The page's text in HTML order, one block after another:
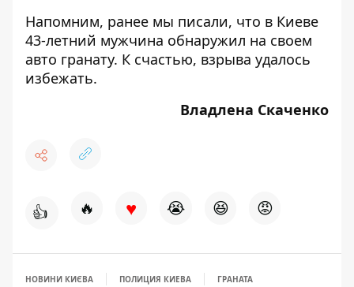
Напомним, ранее мы писали, что в Киеве
43-летний мужчина обнаружил на своем
авто гранату. К счастью, взрыва удалось
избежать.
Владлена Скаченко
👍 🔥 ♥ 😭 😆 😡
НОВИНИ КИЄВА ПОЛИЦИЯ КИЕВА ГРАНАТА